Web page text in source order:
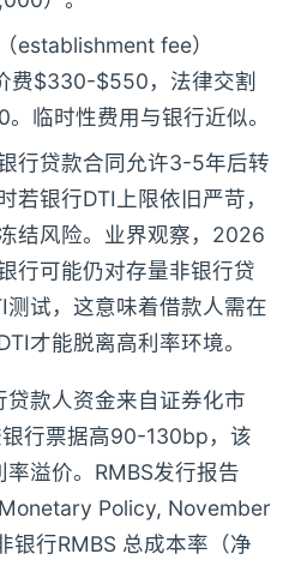
establishment fee）
费$330-$550，法律交割
临时性费用与银行近似。
行贷款合同允许3-5年后转
若银行DTI上限依旧严苛，
结风险。业界观察，2026
行可能仍对存量非银行贷
测试，这意味着借款人需在
才能脱离高利率环境。
款人资金来自证券化市
行票据高90-130bp，该
溢价。RMBS发行报告
Policy, November
银行RMBS 总成本率（净